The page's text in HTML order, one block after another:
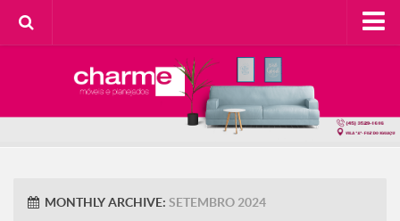
SOBRE A CHARME
MONTHLY ARCHIVE: SETEMBRO 2024